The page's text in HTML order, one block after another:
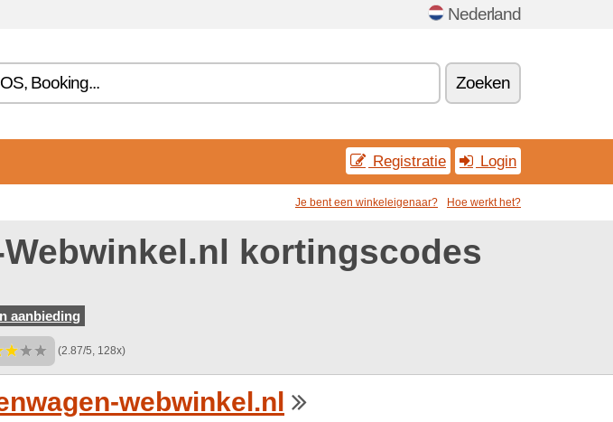
Nederland
Zoeken
Registratie Login
Je bent een winkeleigenaar? Hoe werkt het?
kortingscodes
aanbieding
(2.87/5, 128x)
webwinkel.nl